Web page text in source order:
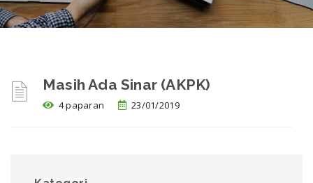
Masih Ada Sinar (AKPK)
4 paparan 23/01/2019